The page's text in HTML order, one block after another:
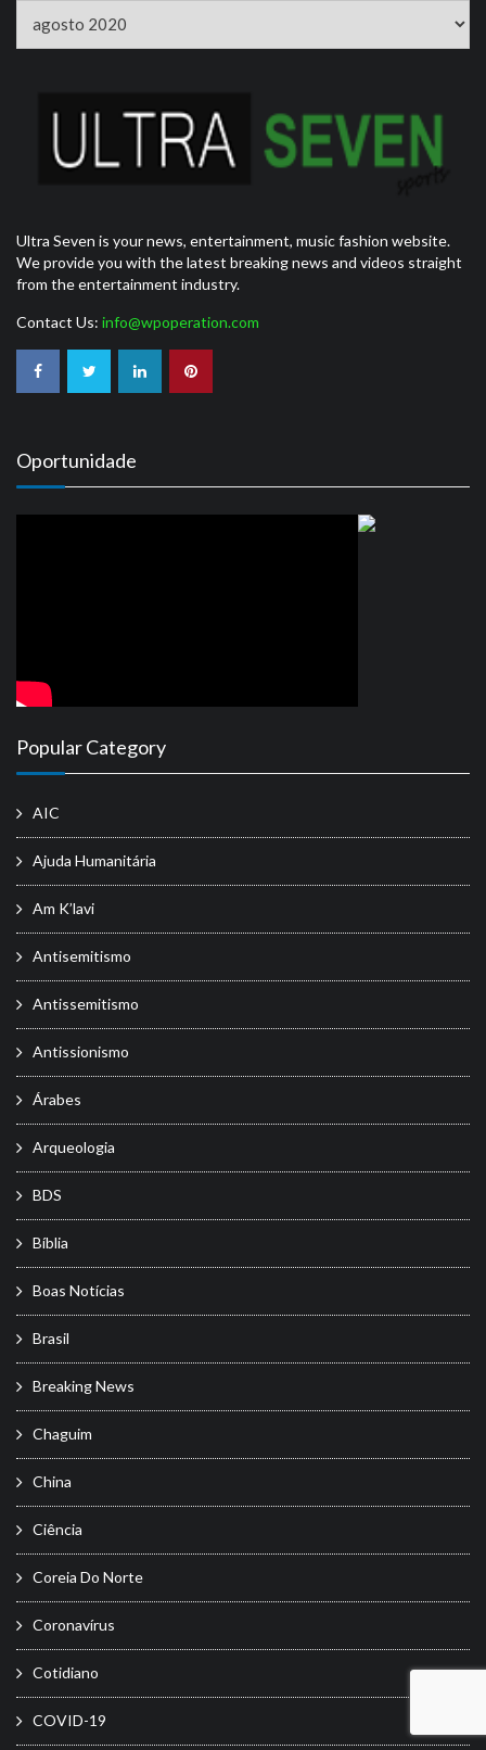
Ultra Seven is your news, entertainment, music fashion website.
We provide you with the latest breaking news and videos straight
from the entertainment industry.
Contact Us: info@wpoperation.com
Oportunidade
Popular Category
AIC
Ajuda Humanitária
Am K’lavi
Antisemitismo
Antissemitismo
Antissionismo
Árabes
Arqueologia
BDS
Bíblia
Boas Notícias
Brasil
Breaking News
Chaguim
China
Ciência
Coreia Do Norte
Coronavírus
Cotidiano
COVID-19